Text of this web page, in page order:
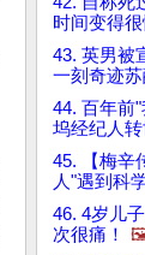
时间变得很
43. 英男被
一刻奇迹苏
44. 百年前
坞经纪人
45. 【梅辛
人"遇到科
46. 4岁儿
次很痛！